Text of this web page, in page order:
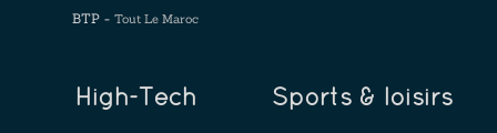
BTP - Tout Le Maroc
High-Tech Sports & loisirs